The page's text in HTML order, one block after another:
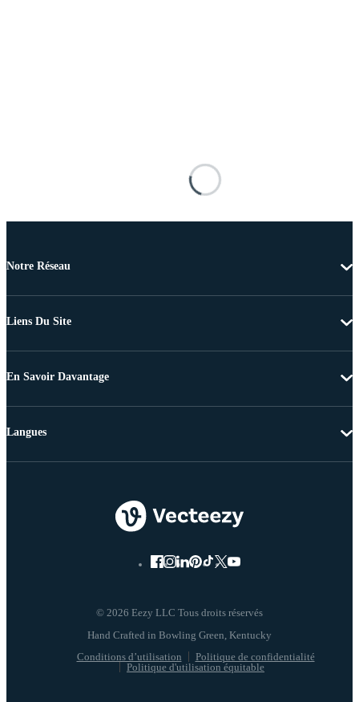
Notre Réseau
Liens Du Site
En Savoir Davantage
© 2026 Eezy LLC Tous droits réservés
Conditions d’utilisation
Politique de confidentialité
Politique d'utilisation équitable
Langues